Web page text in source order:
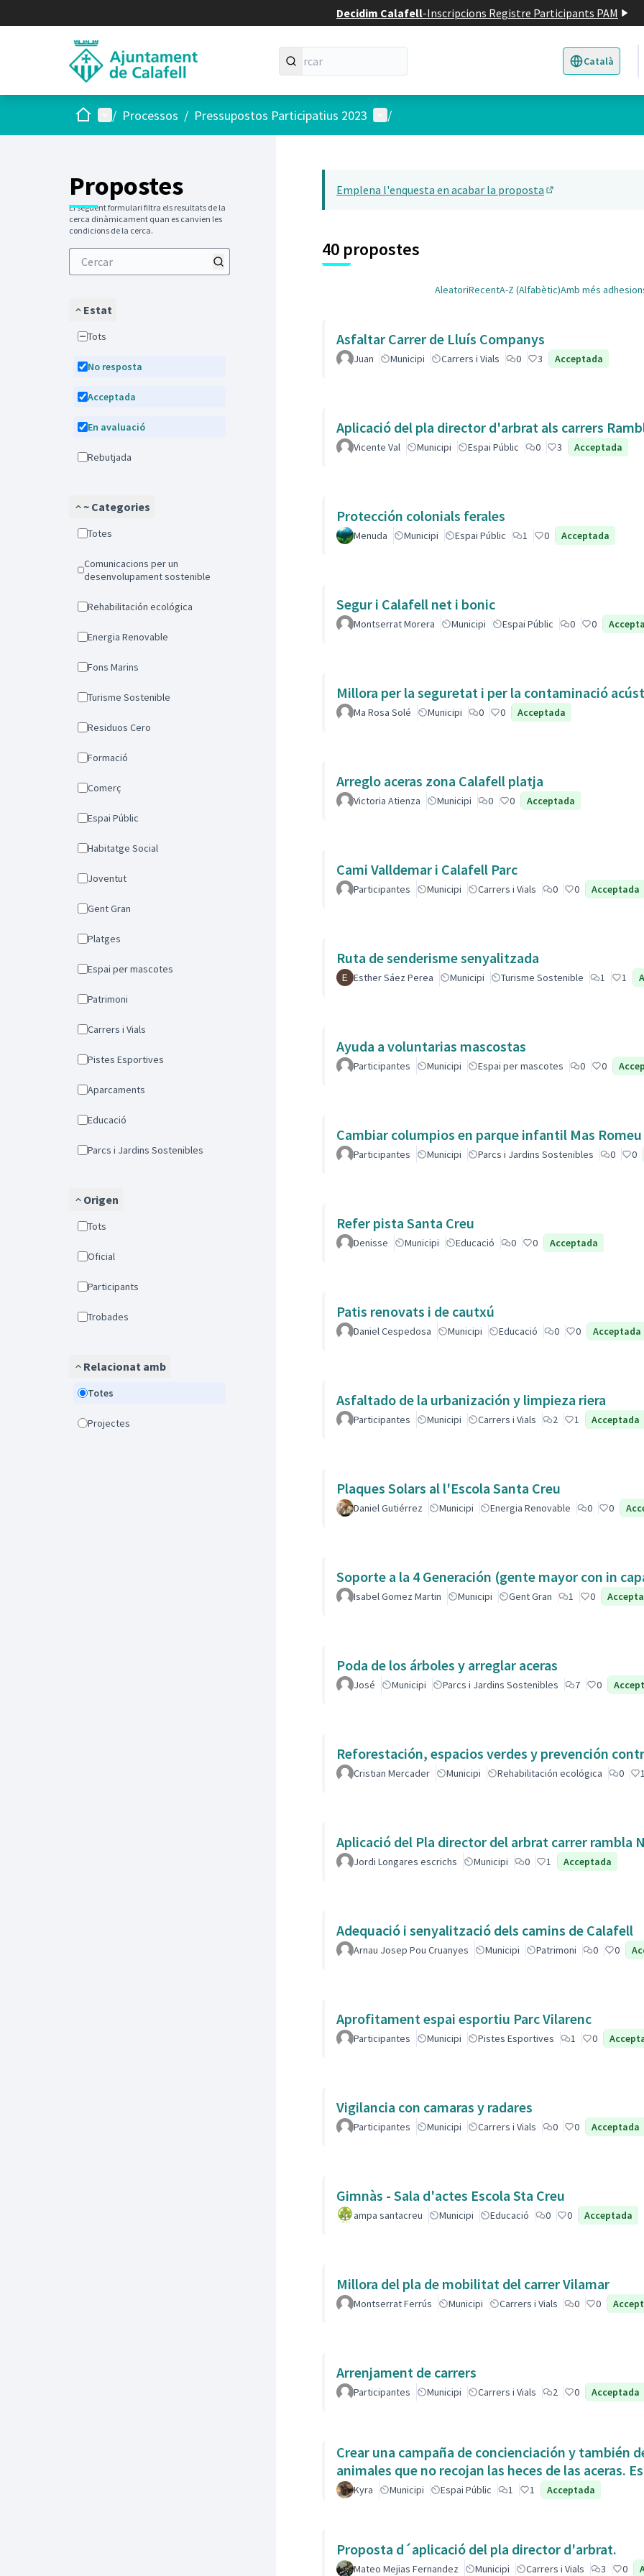
Decidim Calafell-Inscripcions Registre Participants PAM
Català
Triar la llengua
Inici Menú principal
/ Processos / Pressupostos Participatius 2023 Menú d'usuari
/
Propostes
El següent formulari filtra els resultats de la
cerca dinàmicament quan es canvien les
condicions de la cerca.
Estat
Tots
No resposta
Acceptada
En avaluació
Rebutjada
~ Categories
Totes
Comunicacions per un
desenvolupament sostenible
Rehabilitación ecológica
Energia Renovable
Fons Marins
Turisme Sostenible
Residuos Cero
Formació
Comerç
Espai Públic
Habitatge Social
Joventut
Gent Gran
Platges
Espai per mascotes
Patrimoni
Carrers i Vials
Pistes Esportives
Aparcaments
Educació
Parcs i Jardins Sostenibles
Origen
Tots
Oficial
Participants
Trobades
Relacionat amb
Totes
Projectes
22
Emplena l'enquesta en acabar la proposta
40 propostes
AleatoriRecentA-Z (Alfabètic)Amb més
Asfaltar Carrer de Lluís Companys
Juan Municipi Carrers i Vials 0 3 Acceptada
Aplicació del pla director d'arbrat als carrers
Vicente Val Municipi Espai Públic 0 3 Acceptada
Protección colonials ferales
Menuda Municipi Espai Públic 1 0 Acceptada
Segur i Calafell net i bonic
Montserrat Morera Municipi Espai Públic 0 0
Millora per la seguretat i per la contaminació
Ma Rosa Solé Municipi 0 0 Acceptada
Arreglo aceras zona Calafell platja
Victoria Atienza Municipi 0 0 Acceptada
Cami Valldemar i Calafell Parc
Participantes Municipi Carrers i Vials 0 0 Acceptada
Ruta de senderisme senyalitzada
Esther Sáez Perea Municipi Turisme Sostenible 1 1
Ayuda a voluntarias mascostas
Participantes Municipi Espai per mascotes 0 0
Cambiar columpios en parque infantil Mas Romeu
Participantes Municipi Parcs i Jardins Sostenibles 0 0
Refer pista Santa Creu
Denisse Municipi Educació 0 0 Acceptada
Patis renovats i de cautxú
Daniel Cespedosa Municipi Educació 0 0 Acceptada
Asfaltado de la urbanización y limpieza riera
Participantes Municipi Carrers i Vials 2 1 Acceptada
Plaques Solars al l'Escola Santa Creu
Daniel Gutiérrez Municipi Energia Renovable 0 0
Soporte a la 4 Generación (gente mayor con in
Isabel Gomez Martin Municipi Gent Gran 1 0
Poda de los árboles y arreglar aceras
José Municipi Parcs i Jardins Sostenibles 7 0
Reforestación, espacios verdes y prevención
Cristian Mercader Municipi Rehabilitación ecológica 0
Aplicació del Pla director del arbrat carrer rambla
Jordi Longares escrichs Municipi 0 1 Acceptada
Adequació i senyalització dels camins de Calafell
Arnau Josep Pou Cruanyes Municipi Patrimoni 0 0
Aprofitament espai esportiu Parc Vilarenc
Participantes Municipi Pistes Esportives 1 0
Vigilancia con camaras y radares
Participantes Municipi Carrers i Vials 0 0 Acceptada
Gimnàs - Sala d'actes Escola Sta Creu
ampa santacreu Municipi Educació 0 0 Acceptada
Millora del pla de mobilitat del carrer Vilamar
Montserrat Ferrús Municipi Carrers i Vials 0 0
Arrenjament de carrers
Participantes Municipi Carrers i Vials 2 0 Acceptada
Crear una campaña de concienciación y también
animales que no recojan las heces de las aceras.
Kyra Municipi Espai Públic 1 1 Acceptada
Proposta d´aplicació del pla director d'arbrat.
Mateo Mejias Fernandez Municipi Carrers i Vials 3 0